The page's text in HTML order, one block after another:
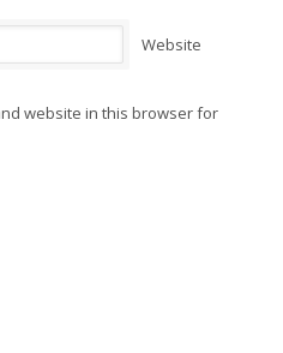
Website
website in this browser for